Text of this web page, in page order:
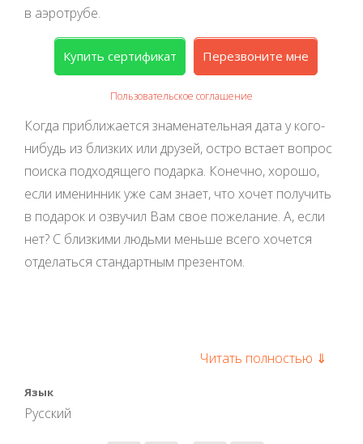
в аэротрубе.
Купить сертификат Перезвоните мне
Пользовательское соглашение
Когда приближается знаменательная дата у кого-
нибудь из близких или друзей, остро встает вопрос
поиска подходящего подарка. Конечно, хорошо,
если именинник уже сам знает, что хочет получить
в подарок и озвучил Вам свое пожелание. А, если
нет? С близкими людьми меньше всего хочется
отделаться стандартным презентом.
Читать полностью ⇓
Язык
Русский